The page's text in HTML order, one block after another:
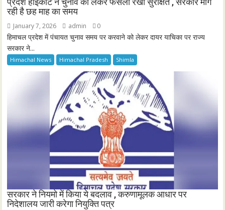
रही है छह माह का समय
January 7, 2026 admin 0
हिमाचल प्रदेश में पंचायत चुनाव समय पर करवाने को लेकर दायर याचिका पर राज्य
सरकार ने...
Himachal News Himachal Pradesh Shimla
सरकार ने नियमो में किया ये बदलाव , करुणामूलक आधार पर
निदेशालय जारी करेगा नियुक्ति पत्र